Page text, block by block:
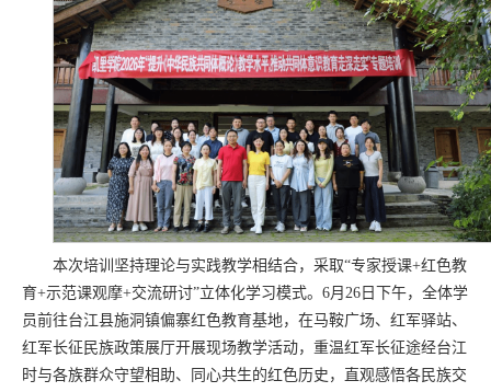
本次培训坚持理论与实践教学相结合，采取“专家授课+红色教
育+示范课观摩+交流研讨”立体化学习模式。6月26日下午，全体学
员前往台江县施洞镇偏寨红色教育基地，在马鞍广场、红军驿站、
红军长征民族政策展厅开展现场教学活动，重温红军长征途经台江
时与各族群众守望相助、同心共生的红色历史，直观感悟各民族交